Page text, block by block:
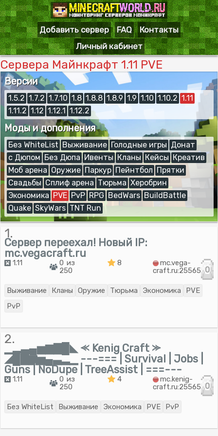
Добавить сервер FAQ
Контакты
Личный кабинет
Сервера Майнкрафт 1.11 PVE
Версии
1.5.2 1.7.2 1.7.10 1.8 1.8.8 1.8.9 1.9 1.10 1.10.2 1.11
1.11.2 1.12 1.12.1 1.12.2
Моды и дополнения
Без WhiteList Выживание Голодные игры Донат
с Дюпом Без Дюпа Ивенты Кланы Кейсы Креатив
Моб арена Оружие Паркур Пейнтбол Прятки
Свадьбы Сплиф арена Тюрьма Херобрин
Экономика PVE PvP RPG BedWars BuildBattle
Quake SkyWars TNT Run
1.
Сервер переехал! Новый IP:
mc.vegacraft.ru
1.11
0 из
250
8
mc.vega-
craft.ru:25565 0
Выживание Кланы Оружие Тюрьма Экономика
PVE
PvP
2.
▁▂▃▄▅▆▇█◣ ⪻ Kenig Craft ⪼
◢█▇▆▅▄▃▂▁ ---=== | Survival | Jobs |
Guns | NoDupe | TreeAssist | ===---
1.11
0 из
250
4
mc.kenig-
craft.ru:25565 0
Без WhiteList Выживание Экономика PVE PvP